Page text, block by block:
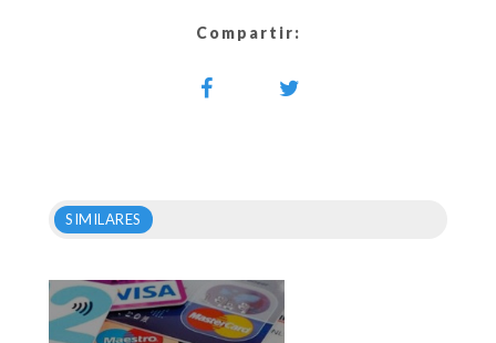
Compartir:
SIMILARES